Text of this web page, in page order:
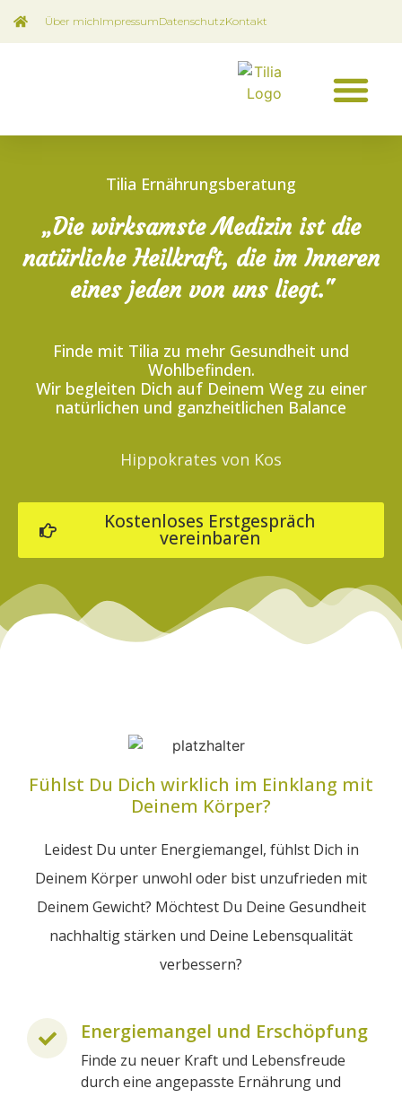
Über michImpressumDatenschutzKontakt
Tilia Ernährungsberatung
„Die wirksamste Medizin ist die
natürliche Heilkraft, die im Inneren
eines jeden von uns liegt."
Finde mit Tilia zu mehr Gesundheit und
Wohlbefinden.
Wir begleiten Dich auf Deinem Weg zu einer
natürlichen und ganzheitlichen Balance
Hippokrates von Kos
Kostenloses Erstgespräch
vereinbaren
Fühlst Du Dich wirklich im Einklang mit
Deinem Körper?
Leidest Du unter Energiemangel, fühlst Dich in
Deinem Körper unwohl oder bist unzufrieden mit
Deinem Gewicht? Möchtest Du Deine Gesundheit
nachhaltig stärken und Deine Lebensqualität
verbessern?
Energiemangel und Erschöpfung
Finde zu neuer Kraft und Lebensfreude
durch eine angepasste Ernährung und